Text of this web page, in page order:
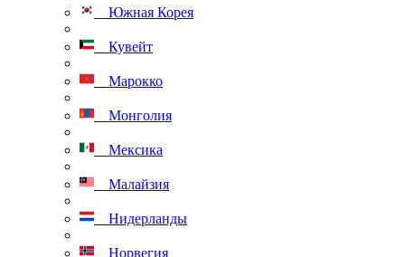
Южная Корея
Кувейт
Марокко
Монголия
Мексика
Малайзия
Нидерланды
Норвегия